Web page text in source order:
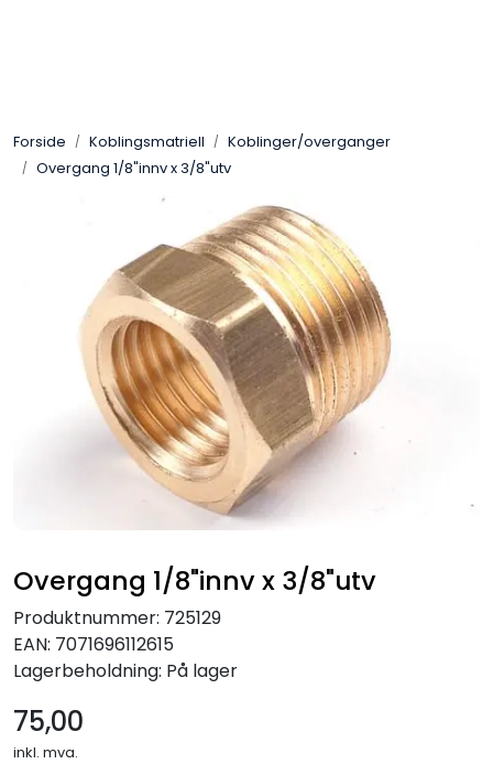
Forside Koblingsmatriell
Koblinger/overganger
Overgang 1/8"innv x 3/8"utv
Overgang 1/8"innv x 3/8"utv
Produktnummer: 725129
EAN: 7071696112615
Lagerbeholdning: På lager
75,00
inkl. mva.
Koblingsmatriell
Terrassevarmere
Marine & Caravan
Alarm/Sikkerhet
Oppvarming
Artikler
Alle produkter